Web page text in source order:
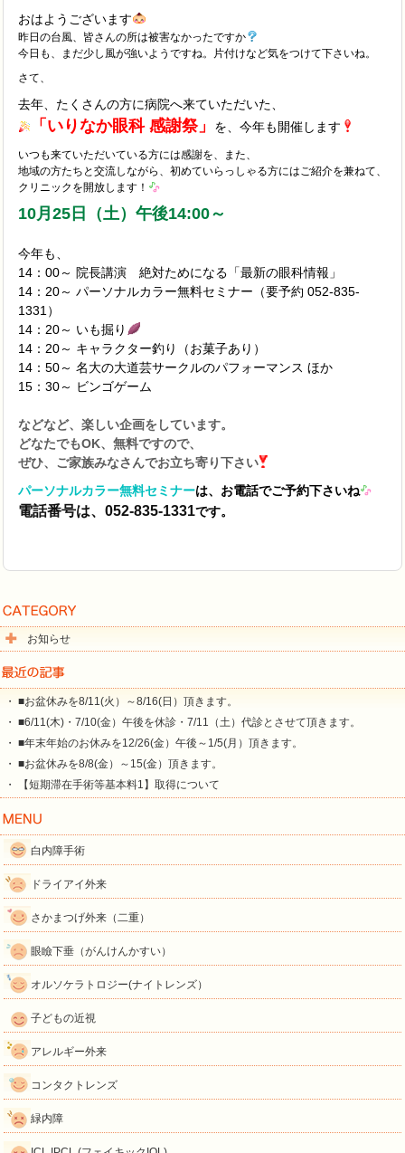
おはようございます
昨日の台風、皆さんの所は被害なかったですか
今日も、まだ少し風が強いようですね。片付けなど気をつけて下さいね。
さて、
去年、たくさんの方に病院へ来ていただいた、
「いりなか眼科 感謝祭」 を、今年も開催します
いつも来ていただいている方には感謝を、また、
地域の方たちと交流しながら、初めていらっしゃる方にはご紹介を兼ねて、
クリニックを開放します！
10月25日（土）午後14:00～
今年も、
14：00～ 院長講演 絶対ためになる「最新の眼科情報」
14：20～ パーソナルカラー無料セミナー（要予約 052-835-
1331）
14：20～ いも掘り
14：20～ キャラクター釣り（お菓子あり）
14：50～ 名大の大道芸サークルのパフォーマンス ほか
15：30～ ビンゴゲーム
などなど、楽しい企画をしています。
どなたでもOK、無料ですので、
ぜひ、ご家族みなさんでお立ち寄り下さい
パーソナルカラー無料セミナーは、お電話でご予約下さいね
電話番号は、 052-835-1331です。
お知らせ
・ ■お盆休みを8/11(火）～8/16(日）頂きます。
・ ■6/11(木)・7/10(金）午後を休診・7/11（土）代診とさせて頂きます。
・ ■年末年始のお休みを12/26(金）午後～1/5(月）頂きます。
・ ■お盆休みを8/8(金）～15(金）頂きます。
・ 【短期滞在手術等基本料1】取得について
白内障手術
ドライアイ外来
さかまつげ外来（二重）
眼瞼下垂（がんけんかすい）
オルソケラトロジー(ナイトレンズ）
子どもの近視
アレルギー外来
コンタクトレンズ
緑内障